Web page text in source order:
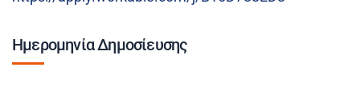
Ημερομηνία Δημοσίευσης